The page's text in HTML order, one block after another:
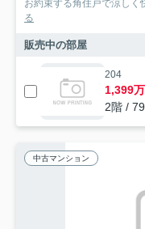
お約束する角住戸で涼しく
る
販売中の部屋
204
1,399
2階 /
中古マンション